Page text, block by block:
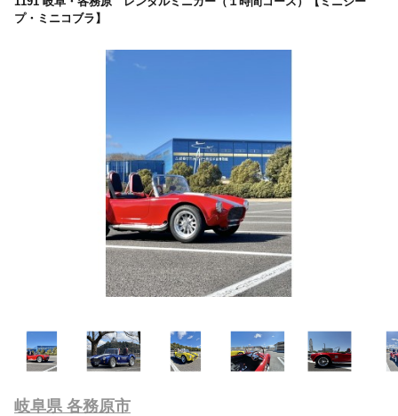
プ・ミニコブラ】
岐阜県 各務原市